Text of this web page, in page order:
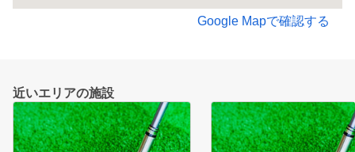
Google Mapで確認する
近いエリアの施設